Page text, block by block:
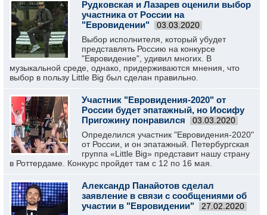
Рудковская и Лазарев оценили выбор
участника от России на
"Евровидении"
03.03.2020
Выбор исполнителя, который убудет
представлять Россию на конкурсе
"Евровидение", удивил многих. В
музыкальной среде, однако, придерживаются мнения, что
выбор в пользу Little Big был сделан правильно.
Участник "Евровидения-2020" от
России будет эпатажный, но Иосифу
Пригожину понравился
03.03.2020
Определился участник "Евровидения-2020"
от России, и он эпатажный. Петербургская
группа «Little Big» представит нашу страну
в Роттердаме. Конкурс пройдет там с 12 по 16 мая.
Александр Панайотов сделал
заявление в связи с сообщениями об
участии в "Евровидении"
27.02.2020